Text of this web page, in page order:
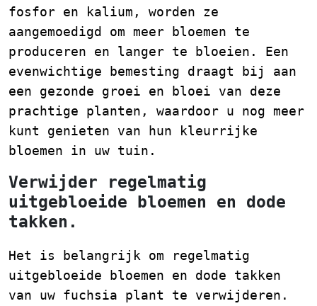
fosfor en kalium, worden ze
aangemoedigd om meer bloemen te
produceren en langer te bloeien. Een
evenwichtige bemesting draagt bij aan
een gezonde groei en bloei van deze
prachtige planten, waardoor u nog meer
kunt genieten van hun kleurrijke
bloemen in uw tuin.
Verwijder regelmatig
uitgebloeide bloemen en dode
takken.
Het is belangrijk om regelmatig
uitgebloeide bloemen en dode takken
van uw fuchsia plant te verwijderen.